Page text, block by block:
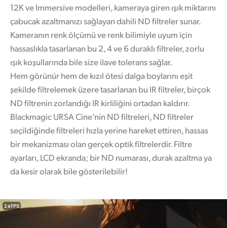
12K ve Immersive modelleri, kameraya giren ışık miktarını
çabucak azaltmanızı sağlayan dahili ND filtreler sunar.
Kameranın renk ölçümü ve renk bilimiyle uyum için
hassaslıkla tasarlanan bu 2, 4 ve 6 duraklı filtreler, zorlu
ışık koşullarında bile size ilave tolerans sağlar.
Hem görünür hem de kızıl ötesi dalga boylarını eşit
şekilde filtrelemek üzere tasarlanan bu IR filtreler, birçok
ND filtrenin zorlandığı IR kirliliğini ortadan kaldırır.
Blackmagic URSA Cine’nin ND filtreleri, ND filtreler
seçildiğinde filtreleri hızla yerine hareket ettiren, hassas
bir mekanizması olan gerçek optik filtrelerdir. Filtre
ayarları, LCD ekranda; bir ND numarası, durak azaltma ya
da kesir olarak bile gösterilebilir!
24 FPS